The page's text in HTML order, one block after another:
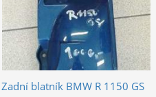
Zadní blatník BMW R 1150 GS